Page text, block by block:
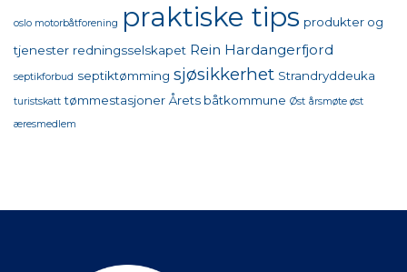
oslo motorbåtforening praktiske tips produkter og
tjenester redningsselskapet Rein Hardangerfjord
septikforbud septiktømming sjøsikkerhet Strandryddeuka
turistskatt tømmestasjoner Årets båtkommune Øst årsmøte øst
æresmedlem